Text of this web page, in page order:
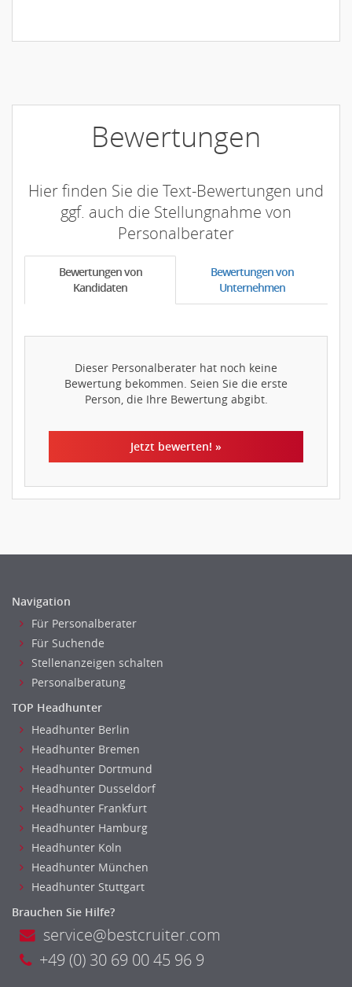
Bewertungen
Hier finden Sie die Text-Bewertungen und
ggf. auch die Stellungnahme von
Personalberater
Bewertungen von
Kandidaten
Bewertungen von
Unternehmen
Dieser Personalberater hat noch keine
Bewertung bekommen. Seien Sie die erste
Person, die Ihre Bewertung abgibt.
Jetzt bewerten! »
Navigation
Für Personalberater
Für Suchende
Stellenanzeigen schalten
Personalberatung
TOP Headhunter
Headhunter Berlin
Headhunter Bremen
Headhunter Dortmund
Headhunter Dusseldorf
Headhunter Frankfurt
Headhunter Hamburg
Headhunter Koln
Headhunter München
Headhunter Stuttgart
Brauchen Sie Hilfe?
service@bestcruiter.com
+49 (0) 30 69 00 45 96 9